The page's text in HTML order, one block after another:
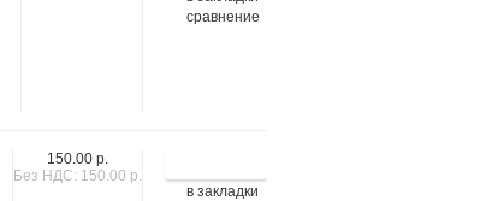
сравнение
в закладки
150.00 р.
Без НДС: 150.00 р.